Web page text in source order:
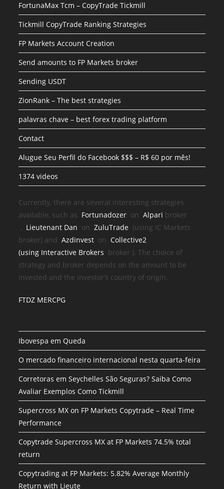
FortunaMax Tcm – CopyTrade Tickmill
Tickmill CopyTrade Ranking Strategies
FP Markets Account Creation
Send amounts to FP Markets broker
Sending USDT
ZionRank – The best strategies
palavras chave – best forex trading platform
Contact
Alugue Seu Perfil do Facebook $$$ – R$ 60 por mês!
1374 videos
Currently, there are several interesting strategies
available, such as Fortunadozer onAlpari broker
, Lieutenant Dan onZuluTrade (using IC Markets
broker) andAzdinvest onCollective2
(using Interactive Brokers broker ). The choice of
strategy and broker depends on the amount to be
invested and the investor’s country of origin.
FTDZ MERCPG
Ibovespa em Queda
O mercado financeiro internacional nesta quarta-feira
Corretoras em Seychelles São Seguras? Saiba Como
Avaliar Exemplos Como Tickmill
Supercross MX on FP Markets Copytrade – Real Time
Performance
Copytrade Supercross MX at FP Markets 74.5% total
return
Copytrading at FP Markets: 5.82% Average Monthly
Return with Lieute